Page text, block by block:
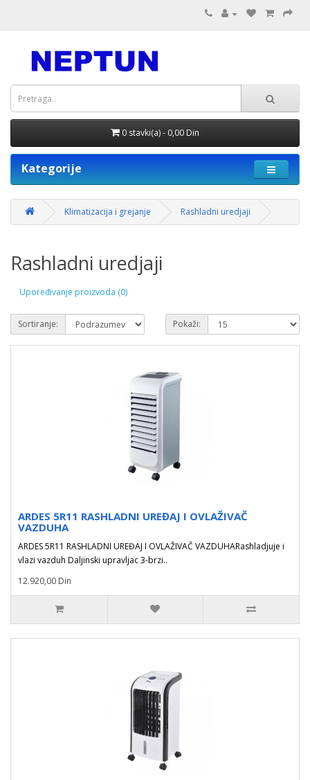
0 stavki(a) - 0,00 Din
Kategorije
Klimatizacija i grejanje Rashladni uredjaji
Rashladni uredjaji
Upoređivanje proizvoda (0)
Sortiranje: Pokaži:
ARDES 5R11 RASHLADNI UREĐAJ I OVLAŽIVAČ
VAZDUHA
ARDES 5R11 RASHLADNI UREĐAJ I OVLAŽIVAČ VAZDUHARashladjuje i
vlazi vazduh Daljinski upravljac 3-brzi..
12.920,00 Din